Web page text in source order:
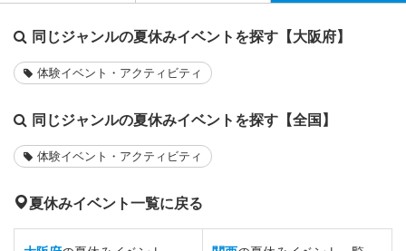
同じジャンルの夏休みイベントを探す【大阪府】
体験イベント・アクティビティ
同じジャンルの夏休みイベントを探す【全国】
体験イベント・アクティビティ
夏休みイベント一覧に戻る